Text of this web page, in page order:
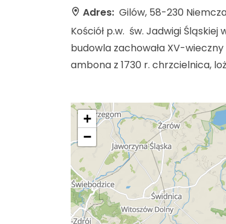
Adres: Gilów, 58-230
Kościół p.w. św. Jadwigi
budowla zachowała XV-
ambona z 1730 r. chrzcielnica,
+
−